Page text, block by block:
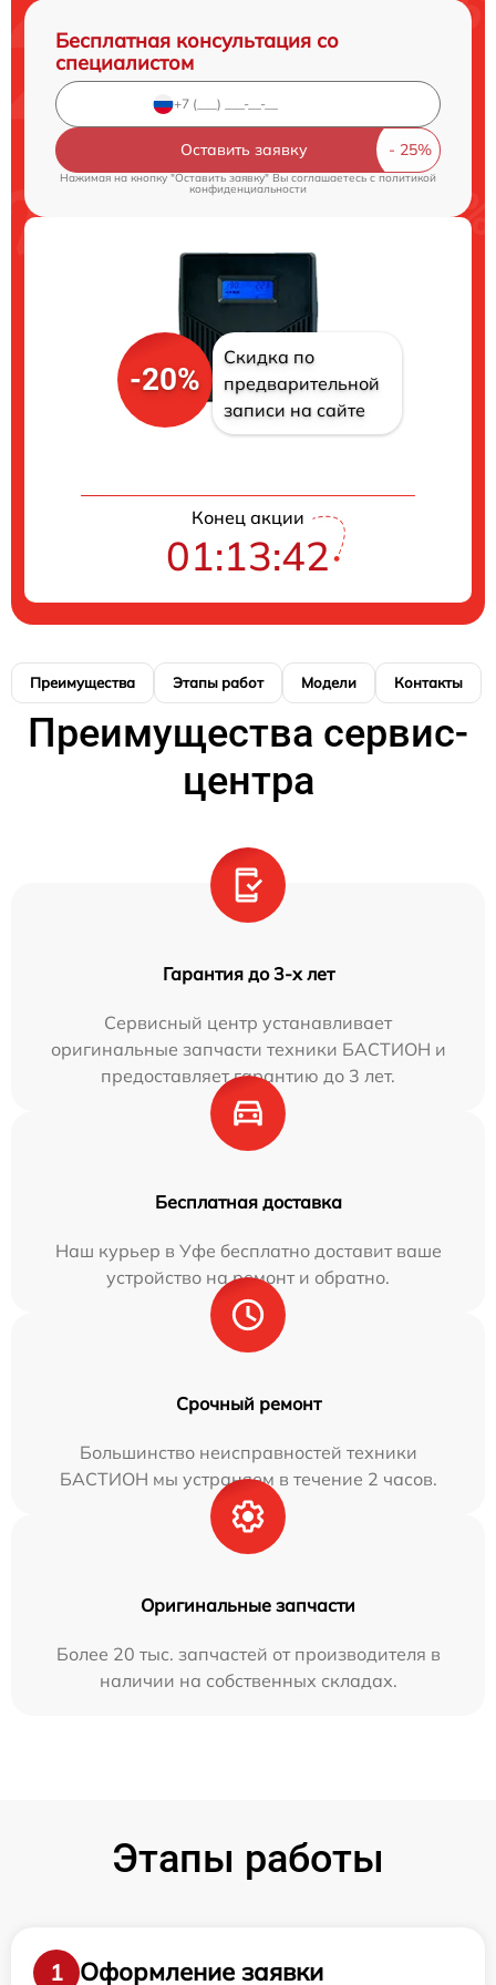
Бесплатная консультация со
специалистом
Оставить заявку
Нажимая на кнопку "Оставить заявку" Вы соглашаетесь cполитикой
конфиденциальности
-20%
Скидка по
предварительной
записи на сайте
Конец акции
01:13:41
Преимущества Этапы работ Модели Контакты
Преимущества сервис-
центра
Гарантия до 3-х лет
Сервисный центр устанавливает
оригинальные запчасти техники БАСТИОН и
предоставляет гарантию до 3 лет.
Бесплатная доставка
Наш курьер в Уфе бесплатно доставит ваше
устройство на ремонт и обратно.
Срочный ремонт
Большинство неисправностей техники
БАСТИОН мы устраняем в течение 2 часов.
Оригинальные запчасти
Более 20 тыс. запчастей от производителя в
наличии на собственных складах.
Этапы работы
1 Оформление заявки